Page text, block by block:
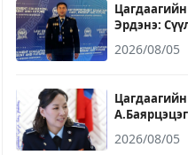
Эрдэнэ:
бэлтгэх
2026/08/05
бус ёс зүй,
2026/08/05